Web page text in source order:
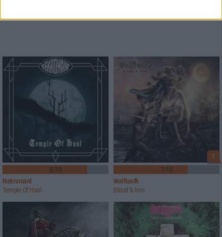
8/10
Nekromant
Temple Of Haal
1
7/10
Wolftooth
Blood & Iron